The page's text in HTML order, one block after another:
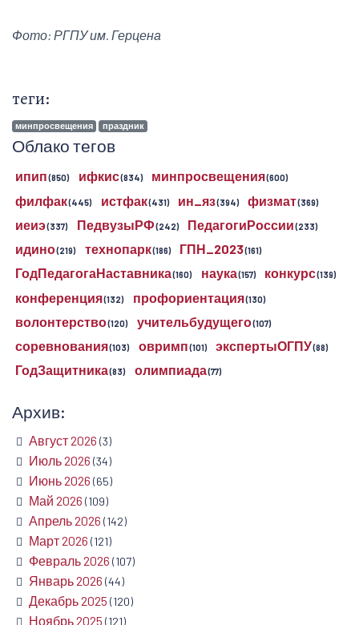
Фото: РГПУ им. Герцена
теги:
минпросвещения праздник
Облако тегов
ипип(850) ифкис(834) минпросвещения(600)
филфак(445) истфак(431) ин_яз(394) физмат(369)
иеиэ(337) ПедвузыРФ(242) ПедагогиРоссии(233)
идино(219) технопарк(186) ГПН_2023(161)
ГодПедагогаНаставника(160) наука(157) конкурс(139)
конференция(132) профориентация(130)
волонтерство(120) учительбудущего(107)
соревнования(103) овримп(101) экспертыОГПУ(88)
ГодЗащитника(83) олимпиада(77)
Архив:
Август 2026 (3)
Июль 2026 (34)
Июнь 2026 (65)
Май 2026 (109)
Апрель 2026 (142)
Март 2026 (121)
Февраль 2026 (107)
Январь 2026 (44)
Декабрь 2025 (120)
Ноябрь 2025 (121)